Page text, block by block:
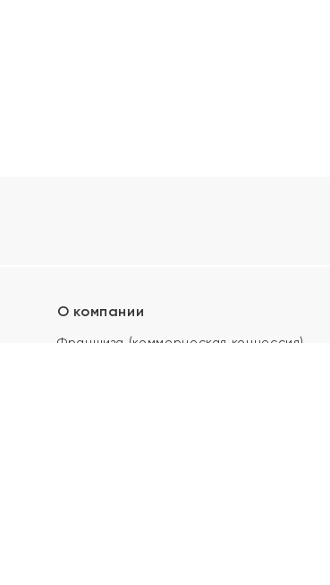
О компании
Франшиза (коммерческая концессия)